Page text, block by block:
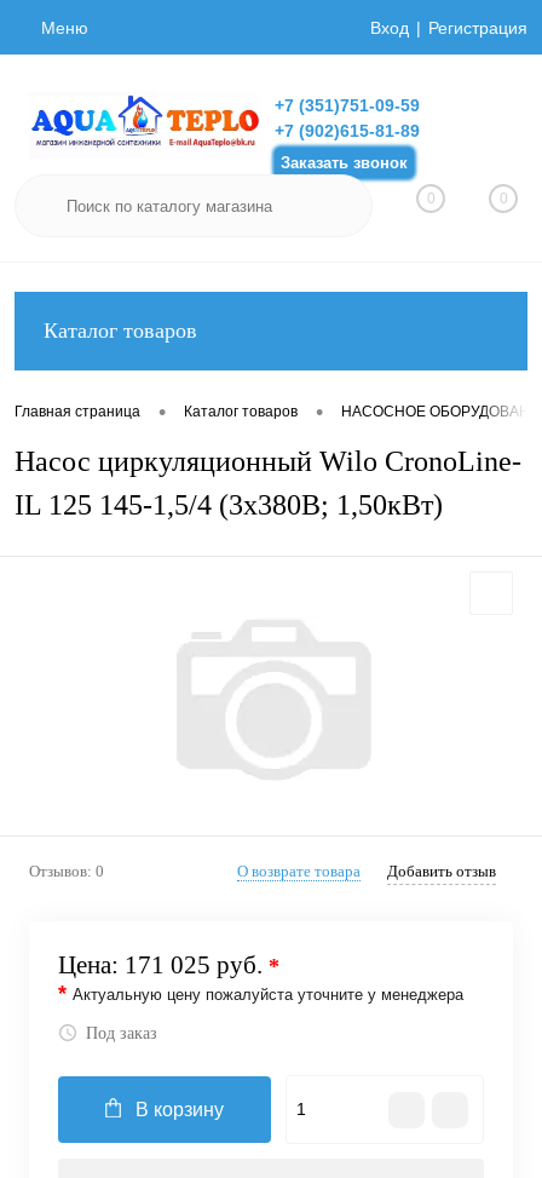
Меню Вход Регистрация
+7 (351)751-09-59
+7 (902)615-81-89
Заказать звонок
0 0
Каталог товаров
Главная страница • Каталог товаров • НАСОСНОЕ
Насос циркуляционный Wilo CronoLine-
IL 125 145-1,5/4 (3х380В; 1,50кВт)
Отзывов: 0 О возврате товара Добавить отзыв
Цена: 171 025 руб. *
* Актуальную цену пожалуйста уточните у менеджера
Под заказ
В корзину